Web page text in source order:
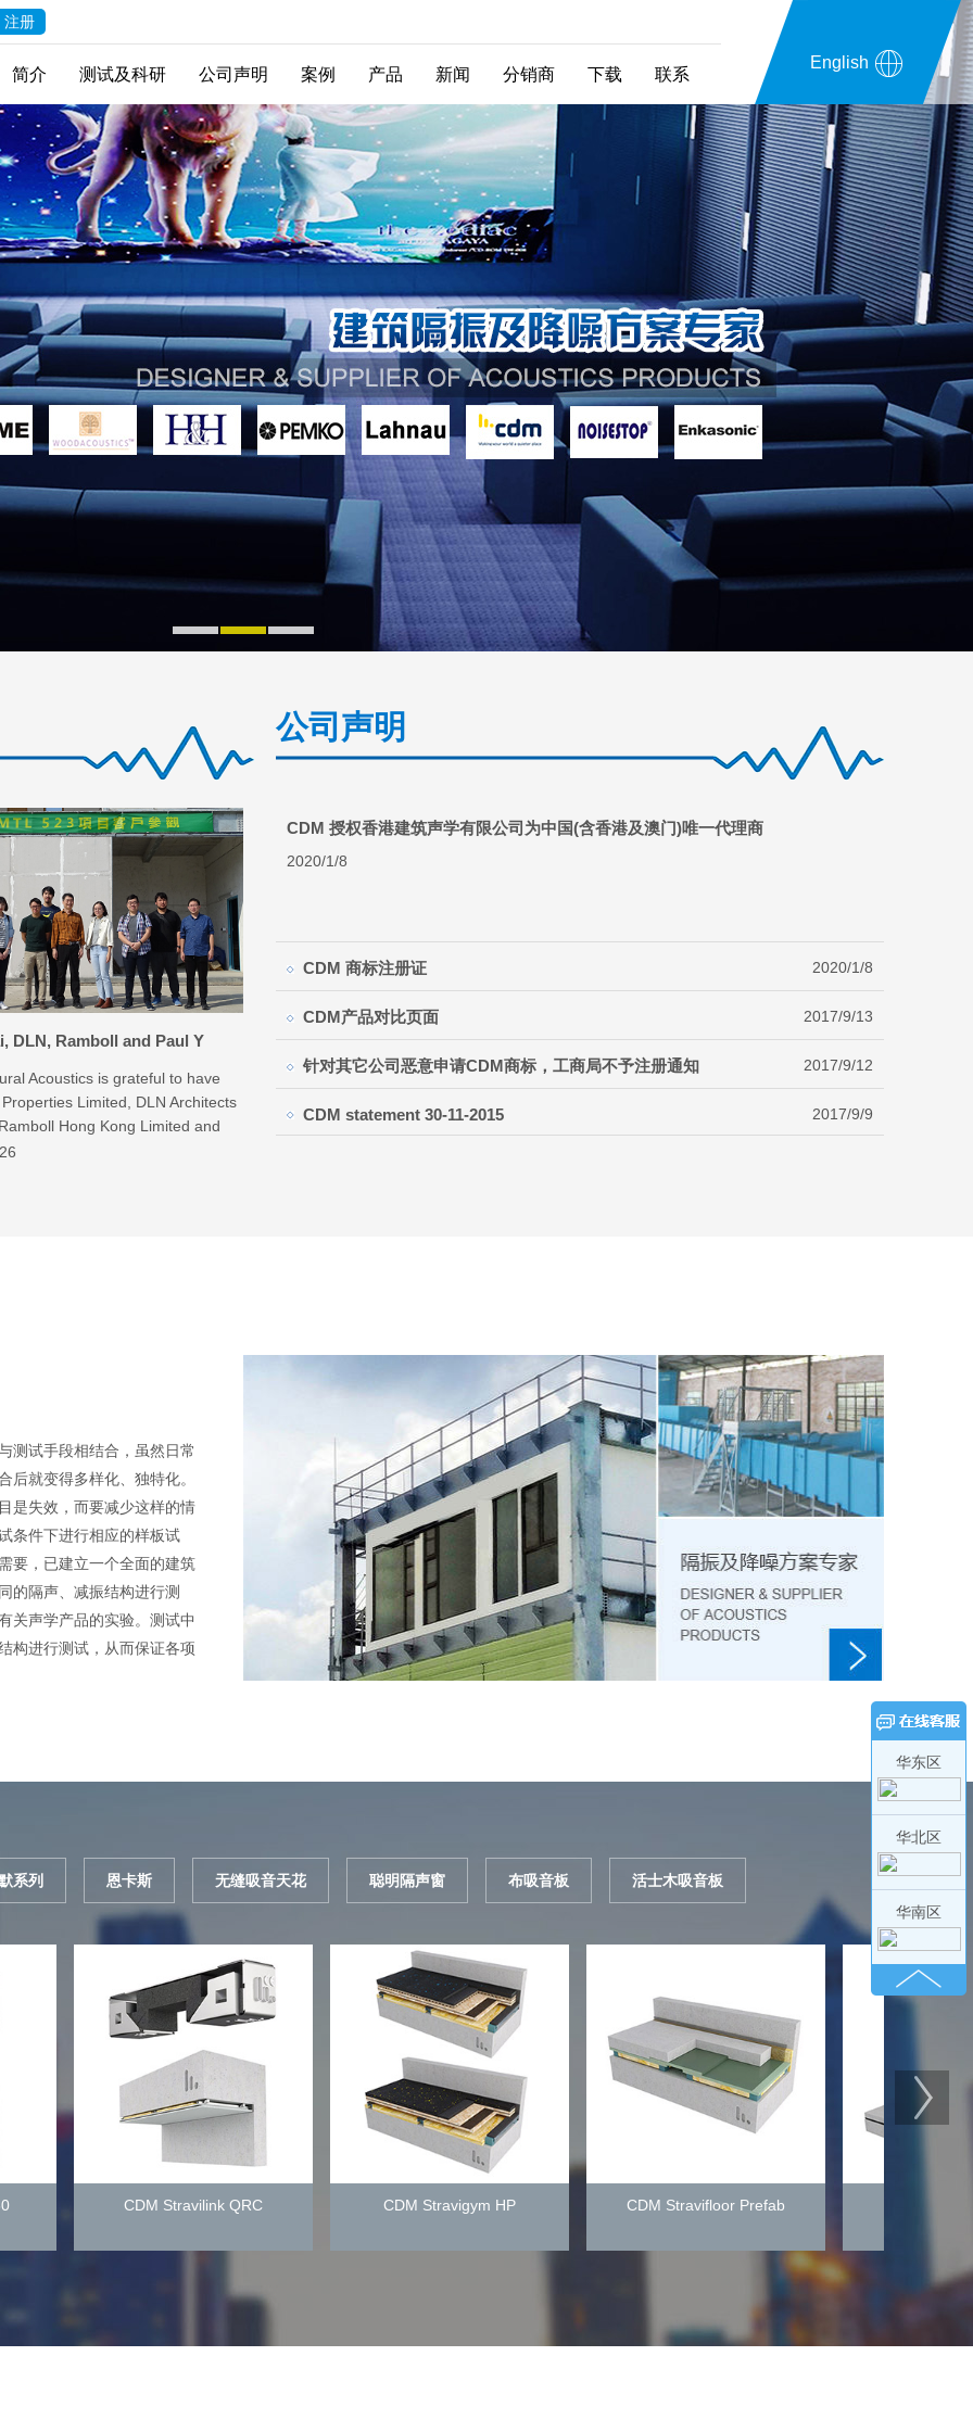
English
注册
简介 测试及科研 公司声明 案例 产品 新闻 分销商 下载 联系
DLN, Ramboll and Paul Y
Acoustics is grateful to have
Limited, DLN Architects
Hong Kong Limited and
Group Limited to visit
公司声明
CDM 授权香港建筑声学有限公司为中国(含香港及澳门)唯一代理商
2020/1/8
2020/1/8
CDM 商标注册证
2017/9/13
CDM产品对比页面
2017/9/12
针对其它公司恶意申请CDM商标，工商局不予注册通知
2017/9/9
CDM statement 30-11-2015
测试手段相结合，虽然日常
后就变得多样化、独特化。
是失效，而要减少这样的情
条件下进行相应的样板试
要，已建立一个全面的建筑
的隔声、减振结构进行测
关声学产品的实验。测试中
构进行测试，从而保证各项
系列 恩卡斯 无缝吸音天花 聪明隔声窗 布吸音板 活士木吸音板
CDM Stravilink QRC CDM Stravigym HP CDM Stravifloor Prefab
华东区
华北区
华南区